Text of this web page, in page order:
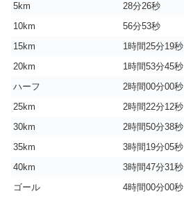
5km
28分26秒
10km
56分53秒
15km
1時間25分19秒
20km
1時間53分45秒
ハーフ
2時間00分00秒
25km
2時間22分12秒
30km
2時間50分38秒
35km
3時間19分05秒
40km
3時間47分31秒
ゴール
4時間00分00秒